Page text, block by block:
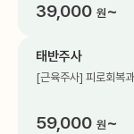
39,000 원 ~
태반주사
[근육주사] 피로회복
59,000 원 ~